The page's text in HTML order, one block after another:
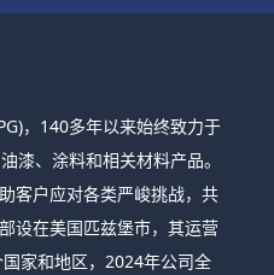
，140多年以来始终致力于
漆、涂料和相关材料产品。
客户应对各类严峻挑战，共
设在美国匹兹堡市，其运营
家和地区，2024年公司全